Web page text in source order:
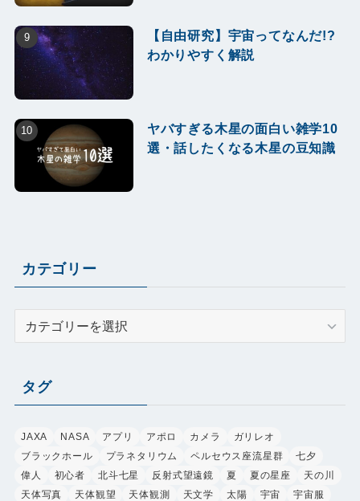
【自由研究】宇宙ってなんだ!?
わかりやすく解説
ヤバすぎる木星の面白い雑学10
選・話したくなる木星の豆知識
カテゴリー
ー
タグ
JAXA NASA アプリ アポロ カメラ
ガリレオ
ブラックホール
プラネタリウム ペルセウス座流星群
七夕
偉人
初心者 北斗七星 反射式望遠鏡 夏 夏の星座
天の川
天体写真
天体観望 天体観測 天文学 太陽 宇宙
宇宙服